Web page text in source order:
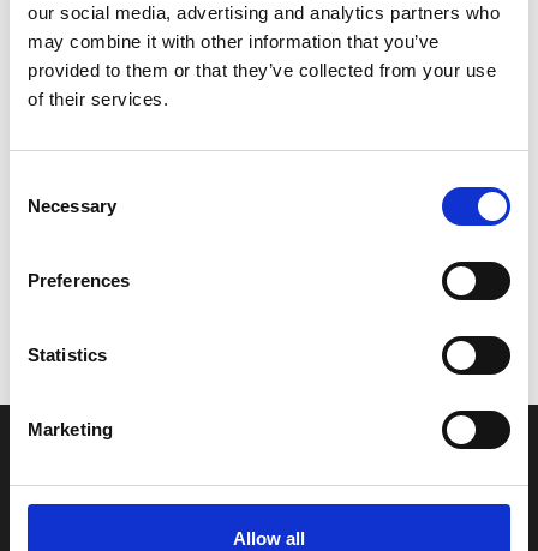
our social media, advertising and analytics partners who
may combine it with other information that you’ve
provided to them or that they’ve collected from your use
of their services.
Selection
Necessary
Preferences
Statistics
Marketing
Allow all
512,51 DKK
Læg i kurv
Derfor kan der i enkelte tilfælde være produkter, som ikke kan
leveres, eller hvor prisen afviger fra det viste. Vi kontakter dig